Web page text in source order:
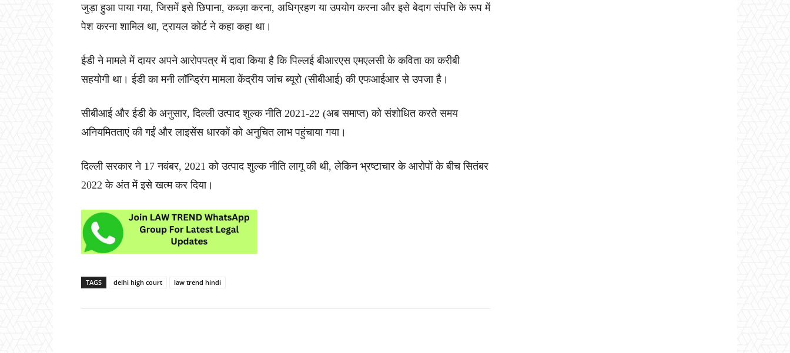
जुड़ा हुआ पाया गया, जिसमें इसे छिपाना, कब्ज़ा करना, अधिग्रहण या उपयोग करना और इसे बेदाग संपत्ति के रूप में
पेश करना शामिल था, ट्रायल कोर्ट ने कहा कहा था।
ईडी ने मामले में दायर अपने आरोपपत्र में दावा किया है कि पिल्लई बीआरएस एमएलसी के कविता का करीबी
सहयोगी था। ईडी का मनी लॉन्ड्रिंग मामला केंद्रीय जांच ब्यूरो (सीबीआई) की एफआईआर से उपजा है।
सीबीआई और ईडी के अनुसार, दिल्ली उत्पाद शुल्क नीति 2021-22 (अब समाप्त) को संशोधित करते समय
अनियमितताएं की गईं और लाइसेंस धारकों को अनुचित लाभ पहुंचाया गया।
दिल्ली सरकार ने 17 नवंबर, 2021 को उत्पाद शुल्क नीति लागू की थी, लेकिन भ्रष्टाचार के आरोपों के बीच सितंबर
2022 के अंत में इसे खत्म कर दिया।
TAGS delhi high court law trend hindi